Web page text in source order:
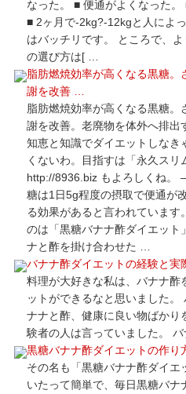
なった。 ■ 便通がよくなった。
■ 2ヶ月で-2kg?-12kgと人によ
はバッチリです。 ところで、
の選び方は[ …
脂肪燃焼効率が高くなる黒糖
謝を改善 …
脂肪燃焼効率が高くなる黒糖
謝を改善。老廃物を体外へ排
知恵と知識でダイエットしな
くないわ。目指すは「永久スリ
http://8936.biz もよろしくね。
糖は1日5g程度の摂取で便通が
る効果があると言われています
のは「黒糖バナナ酢ダイエット
ナと酢を掛け合わせた …
バナナ酢ダイエットの経験と実
料理が大好きな私は、バナナ酢
ットができるなと思いました
ナナと酢、健康に良い物ばか
験者の人は言っていました。
黒糖バナナ酢ダイエットの作り
その名も「黒糖バナナ酢ダイ
いたって簡単で、毎日黒糖バナ